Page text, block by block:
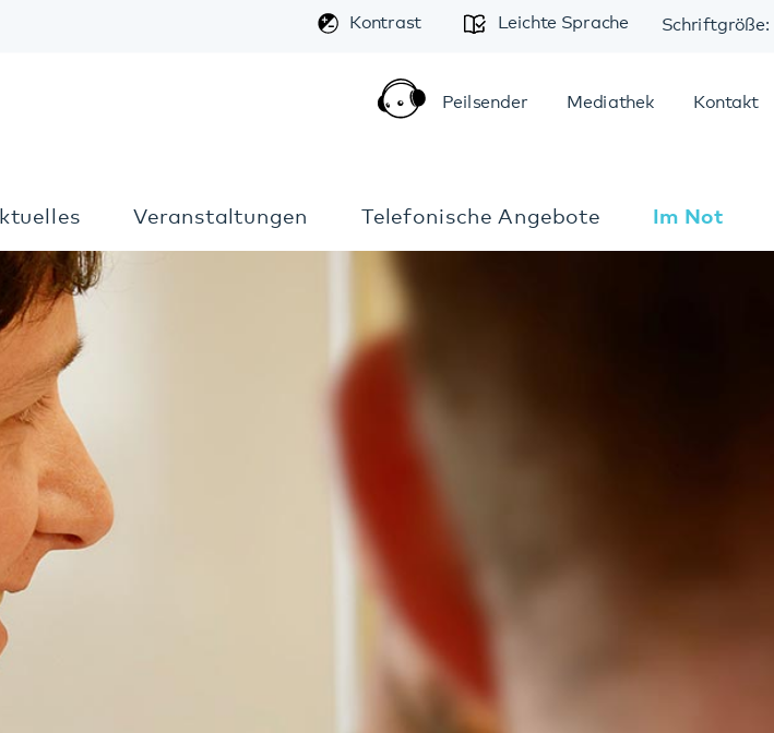
Schriftgröße: A A
Leichte Sprache
Kontrast
Anfahrt
Kontakt
Mediathek
Peilsender